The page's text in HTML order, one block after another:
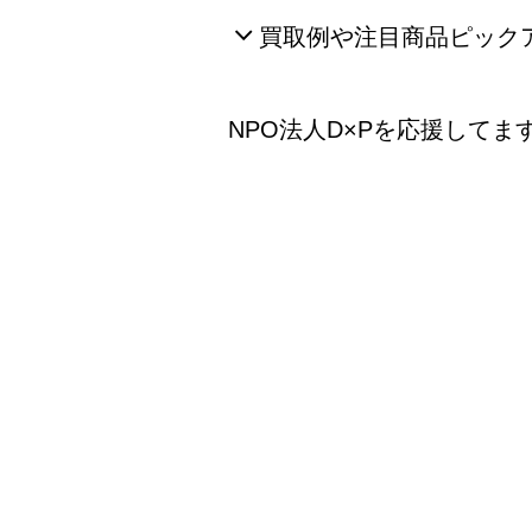
買取例や注目商品ピック
NPO法人D×Pを応援してま